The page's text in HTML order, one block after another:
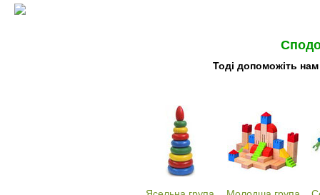
Тоді допоможіть